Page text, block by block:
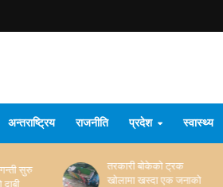
अन्तराष्ट्रिय राजनीति प्रदेश स्वास्थ्य
तरकारी बोकेको ट्रक
खोलामा खस्दा एक जनाको